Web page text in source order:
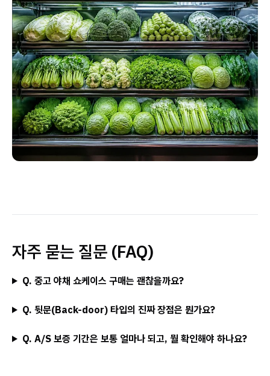
자주 묻는 질문 (FAQ)
Q. 중고 야채 쇼케이스 구매는 괜찮을까요?
Q. 뒷문(Back-door) 타입의 진짜 장점은 뭔가요?
Q. A/S 보증 기간은 보통 얼마나 되고, 뭘 확인해야 하나요?